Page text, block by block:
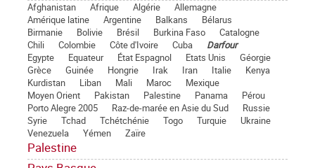
Afghanistan Afrique Algérie
Allemagne
Amérique latine
Argentine Balkans
Bélarus
Birmanie
Bolivie Brésil Burkina Faso
Catalogne
Chili
Colombie Côte d'Ivoire Cuba
Darfour
Egypte
Equateur État Espagnol Etats Unis
Géorgie
Grèce
Guinée Hongrie Irak Iran Italie
Kenya
Kurdistan
Liban Mali Maroc
Mexique
Moyen Orient
Pakistan Palestine Panama
Pérou
Porto Alegre 2005
Raz-de-marée en Asie du Sud
Russie
Syrie
Tchad Tchétchénie Togo Turquie
Ukraine
Venezuela
Yémen Zaïre
Palestine